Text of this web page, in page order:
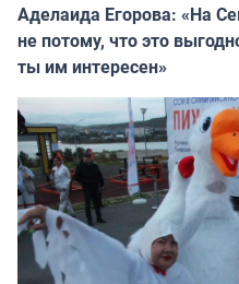
Аделаида Егорова: «На
не потому, что это
ты им интересен»